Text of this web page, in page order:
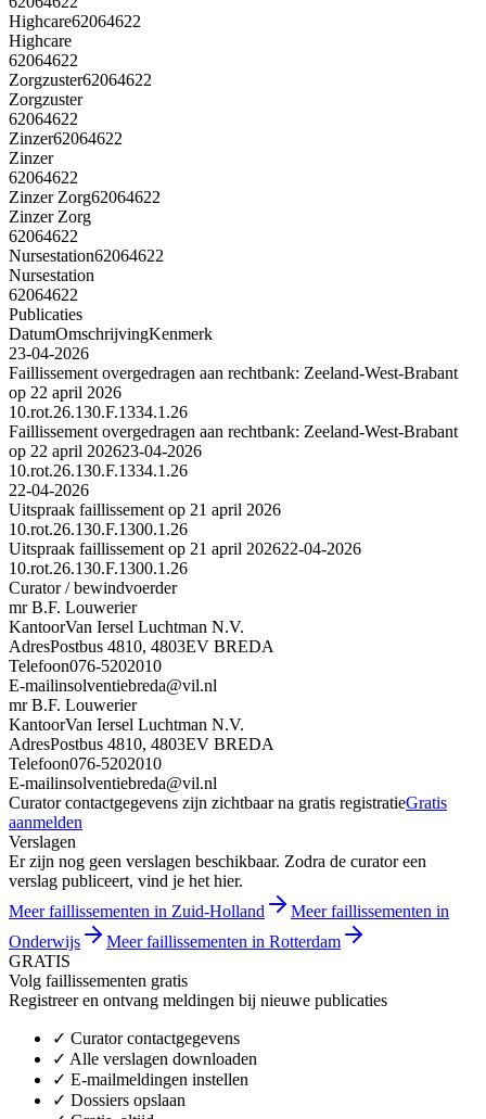
Highcare62064622
Highcare
62064622
Zorgzuster62064622
Zorgzuster
62064622
Zinzer62064622
Zinzer
62064622
Zinzer Zorg62064622
Zinzer Zorg
62064622
Nursestation62064622
Nursestation
62064622
Publicaties
DatumOmschrijvingKenmerk
23-04-2026
Faillissement overgedragen aan rechtbank: Zeeland-West-Brabant
op 22 april 2026
10.rot.26.130.F.1334.1.26
Faillissement overgedragen aan rechtbank: Zeeland-West-Brabant
op 22 april 202623-04-2026
10.rot.26.130.F.1334.1.26
22-04-2026
Uitspraak faillissement op 21 april 2026
10.rot.26.130.F.1300.1.26
Uitspraak faillissement op 21 april 202622-04-2026
10.rot.26.130.F.1300.1.26
Curator / bewindvoerder
mr B.F. Louwerier
KantoorVan Iersel Luchtman N.V.
AdresPostbus 4810, 4803EV BREDA
Telefoon076-5202010
E-mailinsolventiebreda@vil.nl
mr B.F. Louwerier
KantoorVan Iersel Luchtman N.V.
AdresPostbus 4810, 4803EV BREDA
Telefoon076-5202010
E-mailinsolventiebreda@vil.nl
Curator contactgegevens zijn zichtbaar na gratis registratieGratis
aanmelden
Verslagen
Er zijn nog geen verslagen beschikbaar. Zodra de curator een
verslag publiceert, vind je het hier.
Meer faillissementen in Zuid-Holland
Meer faillissementen in
Onderwijs
Meer faillissementen in Rotterdam
GRATIS
Volg faillissementen gratis
Registreer en ontvang meldingen bij nieuwe publicaties
✓ Curator contactgegevens
✓ Alle verslagen downloaden
✓ E-mailmeldingen instellen
✓ Dossiers opslaan